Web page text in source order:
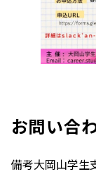
お問い合
備考大岡山学生